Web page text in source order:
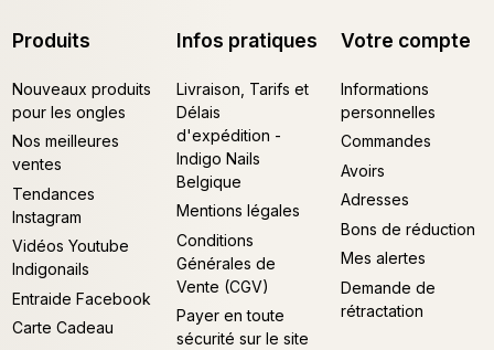
Produits
Nouveaux produits
pour les ongles
Nos meilleures
ventes
Tendances
Instagram
Vidéos Youtube
Indigonails
Entraide Facebook
Carte Cadeau
Infos pratiques
Livraison, Tarifs et
Délais
d'expédition -
Indigo Nails
Belgique
Mentions légales
Conditions
Générales de
Vente (CGV)
Payer en toute
sécurité sur le site
Votre compte
Informations
personnelles
Commandes
Avoirs
Adresses
Bons de réduction
Mes alertes
Demande de
rétractation